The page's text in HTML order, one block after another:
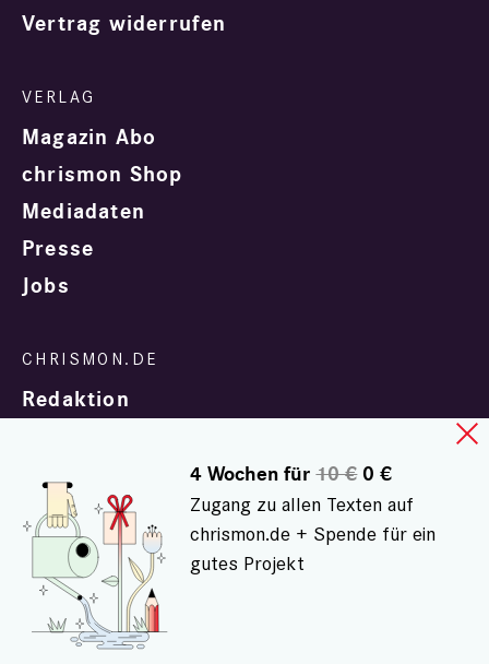
Vertrag widerrufen
Magazin Abo
chrismon Shop
Mediadaten
Presse
Jobs
Redaktion
In Zusammenarbeit mit
© chrismon.de 2001 - 2026
4 Wochen für10 €0 €
Zugang zu allen Texten auf
chrismon.de + Spende für ein
gutes Projekt